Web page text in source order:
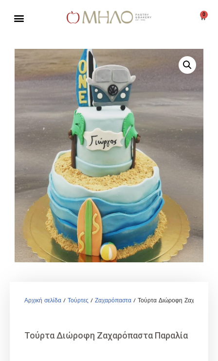
περιεχόμενο
0
Αρχική σελίδα / Τούρτες / Ζαχαρόπαστα / Τούρτα Διώροφη
Τούρτα Διώροφη Ζαχαρόπαστα Παραλία